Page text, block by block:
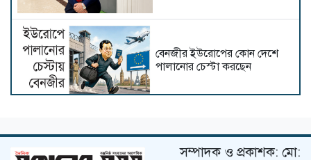
বেনজীর ইউরোপের কোন দেশে
পালানোর চেস্টা করছেন
সম্পাদক ও প্রকাশক: মো: